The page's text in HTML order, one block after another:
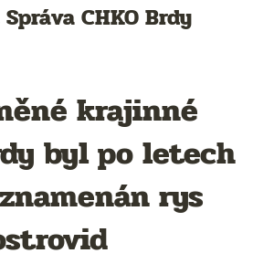
Správa CHKO Brdy
krajinné
byl po letech
rys